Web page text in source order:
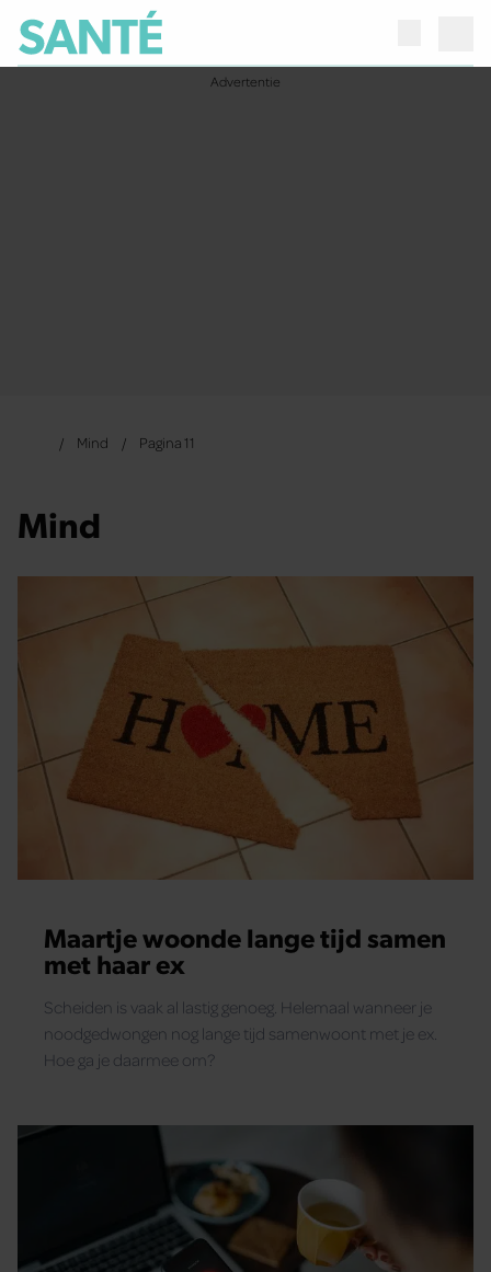
Mind Pagina 11
Mind
Maartje woonde lange tijd samen
met haar ex
Scheiden is vaak al lastig genoeg. Helemaal wanneer je
noodgedwongen nog lange tijd samenwoont met je ex.
Hoe ga je daarmee om?